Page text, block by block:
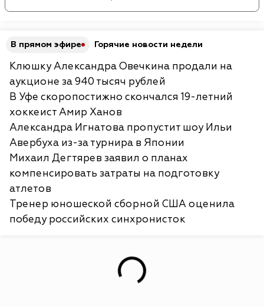
В прямом эфире Горячие новости недели
Клюшку Александра Овечкина продали на
аукционе за 940 тысяч рублей
В Уфе скоропостижно скончался 19-летний
хоккеист Амир Ханов
Александра Игнатова пропустит шоу Ильи
Авербуха из-за турнира в Японии
Михаил Дегтярев заявил о планах
компенсировать затраты на подготовку
атлетов
Тренер юношеской сборной США оценила
победу российских синхронисток